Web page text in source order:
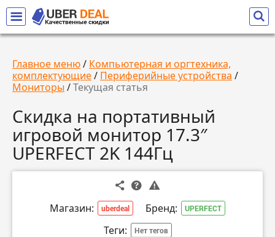
Главное меню/ Компьютерная и оргтехника,
комплектующие/ Периферийные устройства /
Мониторы /Текущая статья
Скидка на портативный
игровой монитор 17.3″
UPERFECT 2K 144Гц
Магазин: uberdeal Бренд: UPERFECT
Теги: Нет тегов